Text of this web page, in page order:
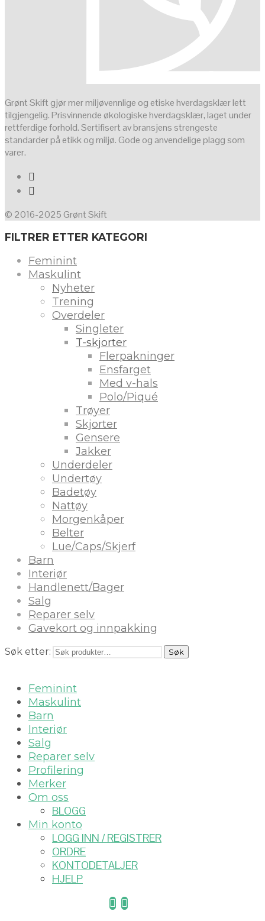
Grønt Skift gjør mer miljøvennlige og etiske hverdagsklær lett
tilgjengelig. Prisvinnende økologiske hverdagsklær, laget under
rettferdige forhold. Sertifisert av bransjens strengeste
standarder på etikk og miljø. Gode og anvendelige plagg som
varer.
© 2016-2025 Grønt Skift
FILTRER ETTER KATEGORI
Feminint
Maskulint
Nyheter
Trening
Overdeler
Singleter
T-skjorter
Flerpakninger
Ensfarget
Med v-hals
Polo/Piqué
Trøyer
Skjorter
Gensere
Jakker
Underdeler
Undertøy
Badetøy
Nattøy
Morgenkåper
Belter
Lue/Caps/Skjerf
Barn
Interiør
Handlenett/Bager
Salg
Reparer selv
Gavekort og innpakking
Søk etter: Søk
Feminint
Maskulint
Barn
Interiør
Salg
Reparer selv
Profilering
Merker
Om oss
BLOGG
Min konto
LOGG INN / REGISTRER
ORDRE
KONTODETALJER
HJELP